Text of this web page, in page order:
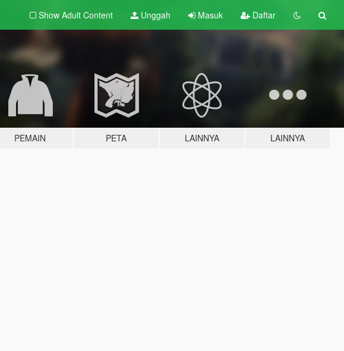
Show Adult Content Unggah Masuk Daftar
PEMAIN PETA LAINNYA LAINNYA